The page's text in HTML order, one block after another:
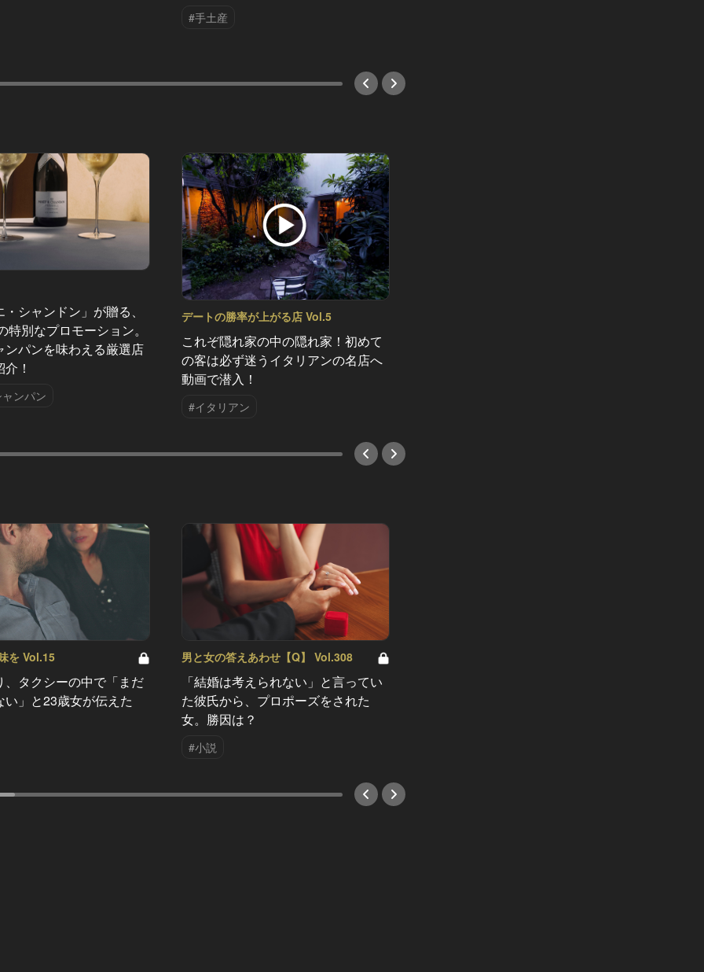
#手土産
シャンドン」が贈る、
特別なプロモーション。
ンパンを味わえる厳選店
！
ンパン
デートの勝率が上がる店 Vol.5
これぞ隠れ家の中の隠れ家！初めて
の客は必ず迷うイタリアンの名店へ
動画で潜入！
#イタリアン
を Vol.15
、タクシーの中で「まだ
い」と23歳女が伝えた
男と女の答えあわせ【Q】 Vol.308
「結婚は考えられない」と言ってい
た彼氏から、プロポーズをされた
女。勝因は？
#小説